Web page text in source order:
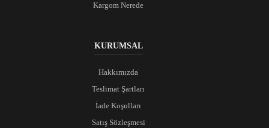
Kargom Nerede
KURUMSAL
Hakkımızda
Teslimat Şartları
İade Koşulları
Satış Sözleşmesi